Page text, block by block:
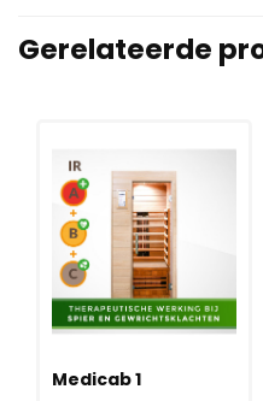
Gerelateerde
Medicab 1